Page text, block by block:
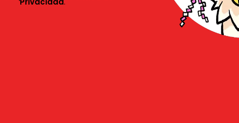
esos recuerdos, sino que también ha
sobre un
¿Será un
mientras se preparan para lo que
historia de Digimon.
juntos los mejores